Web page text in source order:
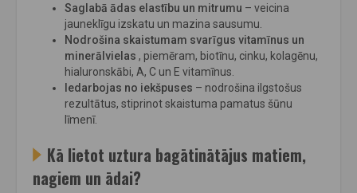
Saglabā ādas elastību un mitrumu – veicina
jauneklīgu izskatu un mazina sausumu.
Nodrošina skaistumam svarīgus vitamīnus un
minerālvielas , piemēram, biotīnu, cinku, kolagēnu,
hialuronskābi, A, C un E vitamīnus.
Iedarbojas no iekšpuses – nodrošina ilgstošus
rezultātus, stiprinot skaistuma pamatus šūnu
līmenī.
Kā lietot uztura bagātinātājus matiem,
nagiem un ādai?